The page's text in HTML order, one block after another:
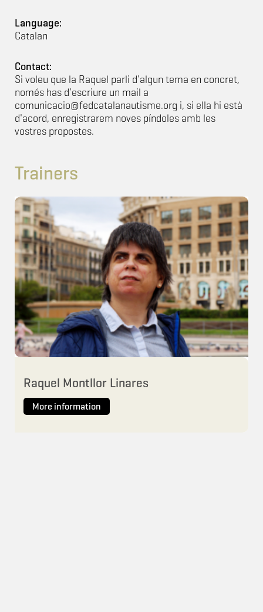
Language:
Catalan
Contact:
Si voleu que la Raquel parli d'algun tema en concret,
només has d'escriure un mail a
comunicacio@fedcatalanautisme.org i, si ella hi està
d'acord, enregistrarem noves píndoles amb les
vostres propostes.
Trainers
Raquel Montllor Linares
More information